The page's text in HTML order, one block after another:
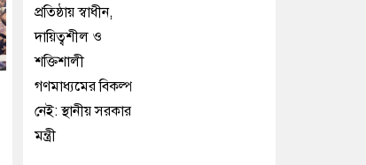
প্রতিষ্ঠায় স্বাধীন,
দায়িত্বশীল ও
শক্তিশালী
গণমাধ্যমের বিকল্প
নেই: স্থানীয় সরকার
মন্ত্রী